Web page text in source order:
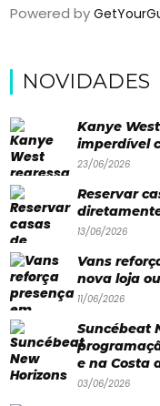
Powered by
NOVIDADES
Kanye
imperdível
23/06/2026
Reservar
13/06/2026
Vans
nova loja
11/06/2026
Suncébeat
e na Costa
03/06/2026